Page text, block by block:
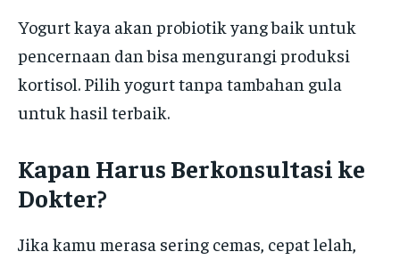
Yogurt kaya akan probiotik yang baik untuk
pencernaan dan bisa mengurangi produksi
kortisol. Pilih yogurt tanpa tambahan gula
untuk hasil terbaik.
Kapan Harus Berkonsultasi ke
Dokter?
Jika kamu merasa sering cemas, cepat lelah,